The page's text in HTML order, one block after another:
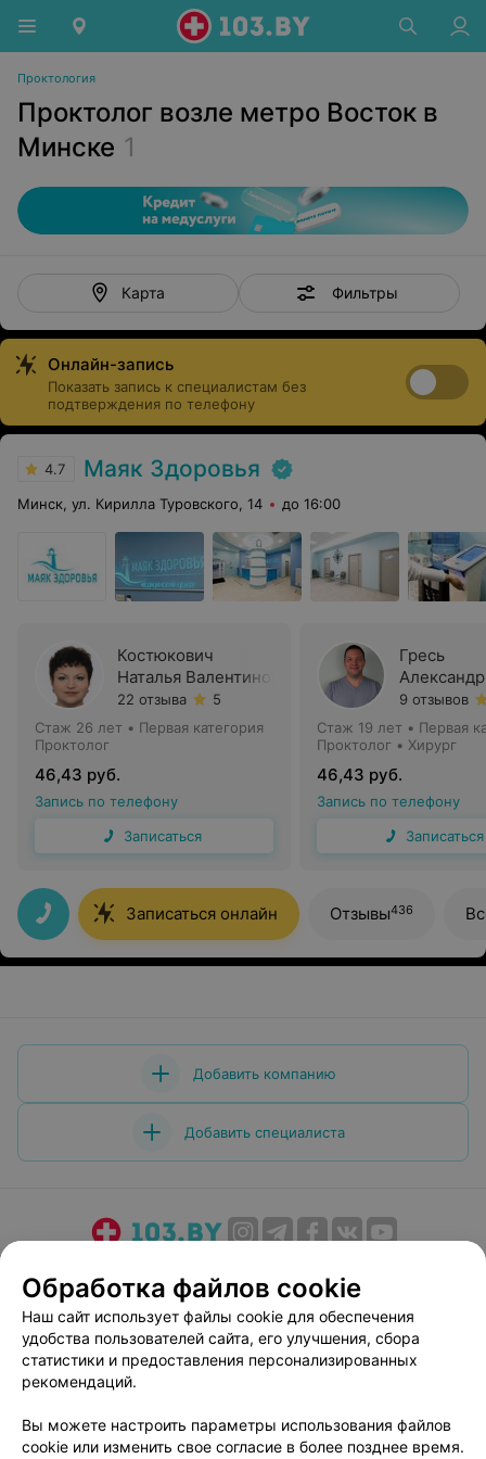
Проктология
Проктолог возле метро Восток в
Минске 1
Карта Фильтры
Онлайн-запись
Показать запись к специалистам без
подтверждения по телефону
4.7 Маяк Здоровья
Минск, ул. Кирилла Туровского, 14 до 16:00
Костюкович
Наталья Валентиновна
22 отзыва
5
Стаж 26 лет • Первая категория
Проктолог
46,43 руб.
Запись по телефону
Записаться
Гресь
9 отзывов
Стаж 19 лет • Первая
Проктолог • Хирург
46,43 руб.
Запись по телефону
Записаться
Записаться онлайн Отзывы436
Добавить компанию
Добавить специалиста
Медицинский маркетинг
Публичный договор
Пользовательское соглашение
Способы оплаты
Вакансии
Партнеры
Написать руководителю 103.by
Персональные настройки cookie
Обработка файлов cookie
Наш сайт использует файлы cookie для обеспечения
удобства пользователей сайта, его улучшения, сбора
статистики и предоставления персонализированных
рекомендаций.
Вы можете настроить параметры использования файлов
cookie или изменить свое согласие в более позднее время.